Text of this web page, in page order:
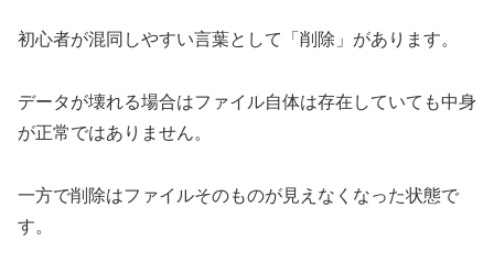
初心者が混同しやすい言葉として「削除」があります。
データが壊れる場合はファイル自体は存在していても中身
が正常ではありません。
一方で削除はファイルそのものが見えなくなった状態で
す。